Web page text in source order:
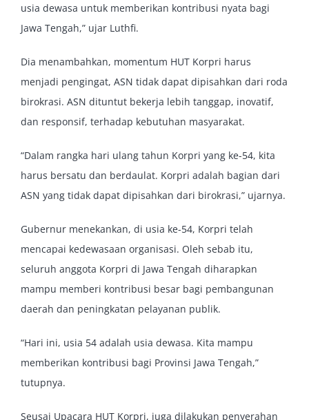
usia dewasa untuk memberikan kontribusi nyata bagi
Jawa Tengah,” ujar Luthfi.
Dia menambahkan, momentum HUT Korpri harus
menjadi pengingat, ASN tidak dapat dipisahkan dari roda
birokrasi. ASN dituntut bekerja lebih tanggap, inovatif,
dan responsif, terhadap kebutuhan masyarakat.
“Dalam rangka hari ulang tahun Korpri yang ke-54, kita
harus bersatu dan berdaulat. Korpri adalah bagian dari
ASN yang tidak dapat dipisahkan dari birokrasi,” ujarnya.
Gubernur menekankan, di usia ke-54, Korpri telah
mencapai kedewasaan organisasi. Oleh sebab itu,
seluruh anggota Korpri di Jawa Tengah diharapkan
mampu memberi kontribusi besar bagi pembangunan
daerah dan peningkatan pelayanan publik.
“Hari ini, usia 54 adalah usia dewasa. Kita mampu
memberikan kontribusi bagi Provinsi Jawa Tengah,”
tutupnya.
Seusai Upacara HUT Korpri, juga dilakukan penyerahan